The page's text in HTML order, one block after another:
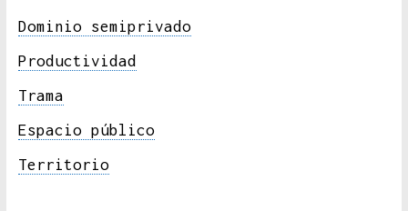
Dominio semiprivado
Productividad
Trama
Espacio público
Territorio